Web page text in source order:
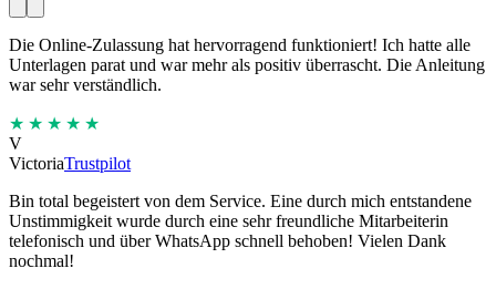
Die Online-Zulassung hat hervorragend funktioniert! Ich hatte alle
Unterlagen parat und war mehr als positiv überrascht. Die Anleitung
war sehr verständlich.
★★★★★
V
VictoriaTrustpilot
Bin total begeistert von dem Service. Eine durch mich entstandene
Unstimmigkeit wurde durch eine sehr freundliche Mitarbeiterin
telefonisch und über WhatsApp schnell behoben! Vielen Dank
nochmal!